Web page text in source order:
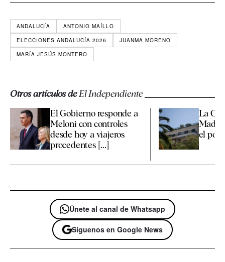
ANDALUCÍA
ANTONIO MAÍLLO
ELECCIONES ANDALUCÍA 2026
JUANMA MORENO
MARÍA JESÚS MONTERO
Otros artículos deEl Independiente
El Gobierno responde a
Meloni con controles
desde hoy a viajeros
procedentes [...]
La
el
Únete al canal de Whatsapp
Síguenos en Google News